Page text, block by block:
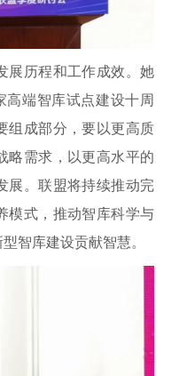
展历程和工作成效。她
高端智库试点建设十周
组成部分，要以更高质
略需求，以更高水平的
展。联盟将持续推动完
模式，推动智库科学与
智库建设贡献智慧。